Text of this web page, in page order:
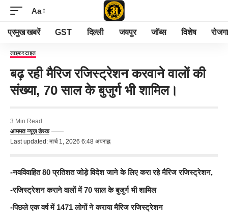
Aa
प्रमुख खबरें GST दिल्ली जयपुर जॉब्स विशेष
लाइफस्टाइल
बढ़ रही मैरिज रजिस्ट्रेशन करवाने वालों की
संख्या, 70 साल के बुजुर्ग भी शामिल।
Last updated: मार्च 1, 2026 6:48 अपराह्न
आममत न्यूज़ डेस्क
3 Min Read
-नवविवाहित 80 प्रतिशत जोड़े विदेश जाने के लिए करा रहे मैरिज रजिस्ट्रेशन,
-रजिस्ट्रेशन कराने वालों में 70 साल के बुजुर्ग भी शामिल
-पिछले एक वर्ष में 1471 लोगों ने कराया मैरिज रजिस्ट्रेशन